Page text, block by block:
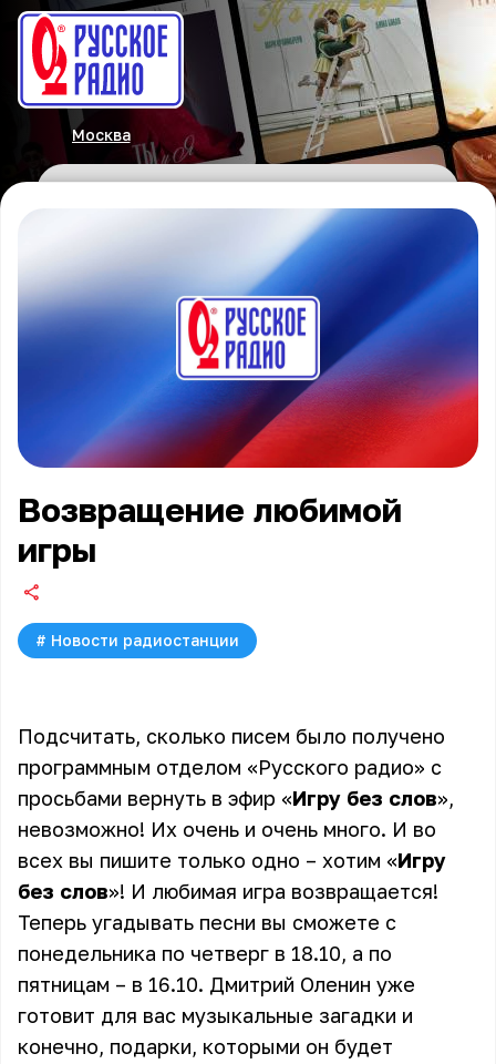
Москва
Возвращение любимой
игры
# Новости радиостанции
Подсчитать, сколько писем было получено
программным отделом «Русского радио» с
просьбами вернуть в эфир «Игру без слов»,
невозможно! Их очень и очень много. И во
всех вы пишите только одно – хотим «Игру
без слов»! И любимая игра возвращается!
Теперь угадывать песни вы сможете с
понедельника по четверг в 18.10, а по
пятницам – в 16.10. Дмитрий Оленин уже
готовит для вас музыкальные загадки и
конечно, подарки, которыми он будет